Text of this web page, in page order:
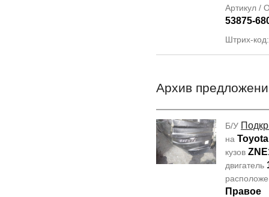
Артикул /
53875-
Штрих-
Архив
Б/У
на
кузов
двигатель
Правое